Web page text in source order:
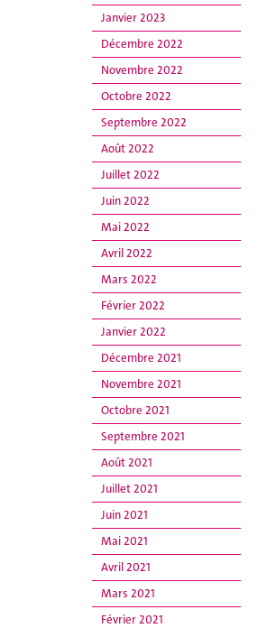
Janvier 2023
Décembre 2022
Novembre 2022
Octobre 2022
Septembre 2022
Août 2022
Juillet 2022
Juin 2022
Mai 2022
Avril 2022
Mars 2022
Février 2022
Janvier 2022
Décembre 2021
Novembre 2021
Octobre 2021
Septembre 2021
Août 2021
Juillet 2021
Juin 2021
Mai 2021
Avril 2021
Mars 2021
Février 2021